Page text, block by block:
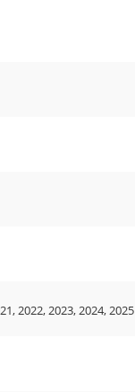
2022, 2023, 2024, 2025